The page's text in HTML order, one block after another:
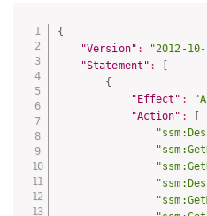
{
"Version" : "2012-
"Statement" :
[
{
"Effect" :
"Action" :
[